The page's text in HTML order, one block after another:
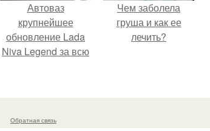
Автоваз
крупнейшее
обновление Lada
Niva Legend за всю
Чем заболела
груша и как ее
лечить?
Обратная связь